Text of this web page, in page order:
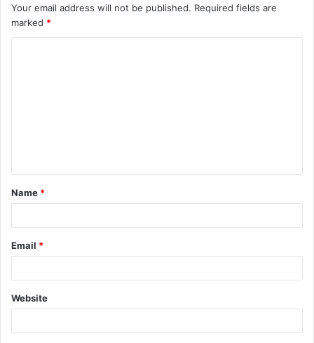
Your email address will not be published. Required fields are
marked *
t
*
Name *
Email *
Website